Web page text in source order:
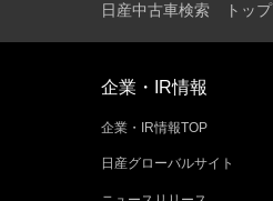
日産中古車検索 トップ
企業・IR情報
企業・IR情報TOP
日産グローバルサイト